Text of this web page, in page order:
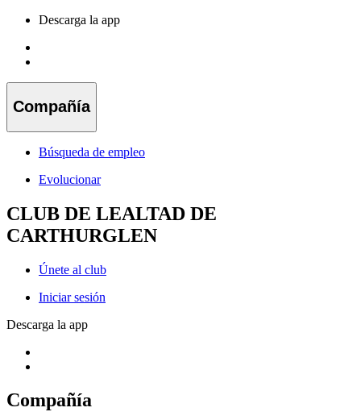
Descarga la app
Compañía
Búsqueda de empleo
Evolucionar
CLUB DE LEALTAD DE
CARTHURGLEN
Únete al club
Iniciar sesión
Descarga la app
Compañía